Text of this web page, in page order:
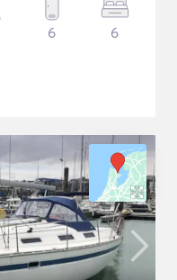
6 6